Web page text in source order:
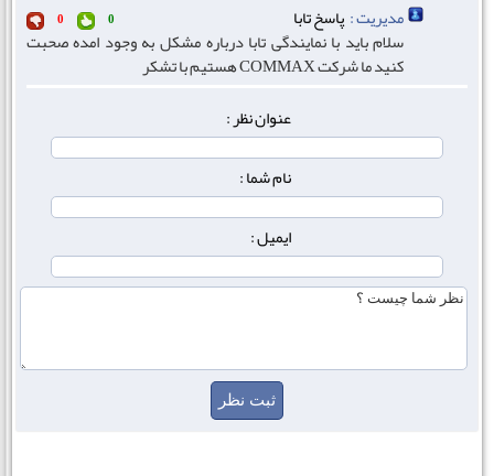
مدیریت :پاسخ تابا 0
0
سلام باید با نمایندگی تابا درباره مشکل به وجود امده صحبت
کنید ما شرکت COMMAX هستیم با تشکر
عنوان نظر :
نام شما :
ایمیل :